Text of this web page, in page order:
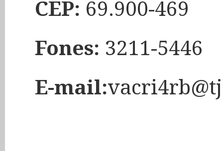
CEP: 69.900-469
Fones: 3211-5446
E-mail: